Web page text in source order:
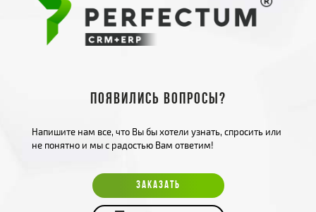
Появились вопросы?
Напишите нам все, что Вы бы хотели узнать, спросить или
не понятно и мы с радостью Вам ответим!
ЗАКАЗАТЬ